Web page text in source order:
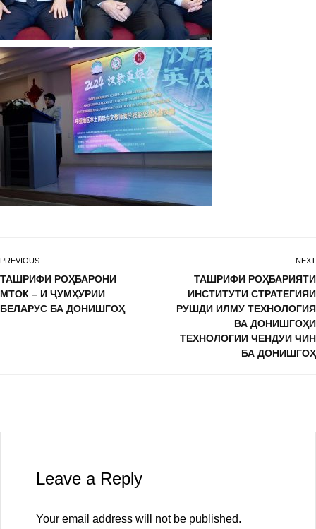
PREVIOUS
ТАШРИФИ РОҲБАРОНИ
МТОК – И ҶУМҲУРИИ
БЕЛАРУС БА ДОНИШГОҲ
NEXT
ТАШРИФИ РОҲБАРИЯТИ
ИНСТИТУТИ СТРАТЕГИЯИ
РУШДИ ИЛМУ ТЕХНОЛОГИЯ
ВА ДОНИШГОҲИ
ТЕХНОЛОГИИ ЧЕНДУИ ЧИН
БА ДОНИШГОҲ
Leave a Reply
Your email address will not be published.